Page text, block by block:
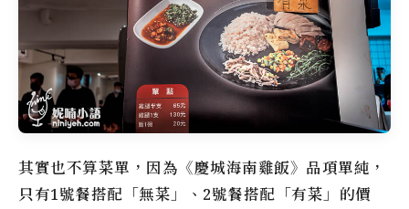
其實也不算菜單，因為 《慶城海南雞飯》 品項單純，
只有1號餐搭配「無菜」、2號餐搭配「有菜」的價